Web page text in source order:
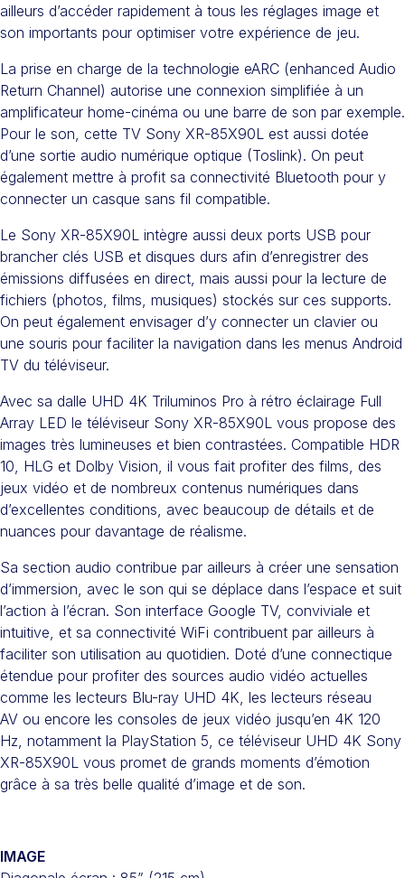
ailleurs d’accéder rapidement à tous les réglages image et
son importants pour optimiser votre expérience de jeu.
La prise en charge de la technologie eARC (enhanced Audio
Return Channel) autorise une connexion simplifiée à un
amplificateur home-cinéma ou une barre de son par exemple.
Pour le son, cette TV Sony XR-85X90L est aussi dotée
d’une sortie audio numérique optique (Toslink). On peut
également mettre à profit sa connectivité Bluetooth pour y
connecter un casque sans fil compatible.
Le Sony XR-85X90L intègre aussi deux ports USB pour
brancher clés USB et disques durs afin d’enregistrer des
émissions diffusées en direct, mais aussi pour la lecture de
fichiers (photos, films, musiques) stockés sur ces supports.
On peut également envisager d’y connecter un clavier ou
une souris pour faciliter la navigation dans les menus Android
TV du téléviseur.
Avec sa dalle UHD 4K Triluminos Pro à rétro éclairage Full
Array LED le téléviseur Sony XR-85X90L vous propose des
images très lumineuses et bien contrastées. Compatible HDR
10, HLG et Dolby Vision, il vous fait profiter des films, des
jeux vidéo et de nombreux contenus numériques dans
d’excellentes conditions, avec beaucoup de détails et de
nuances pour davantage de réalisme.
Sa section audio contribue par ailleurs à créer une sensation
d’immersion, avec le son qui se déplace dans l’espace et suit
l’action à l’écran. Son interface Google TV, conviviale et
intuitive, et sa connectivité WiFi contribuent par ailleurs à
faciliter son utilisation au quotidien. Doté d’une connectique
étendue pour profiter des sources audio vidéo actuelles
comme les lecteurs Blu-ray UHD 4K, les lecteurs réseau
AV ou encore les consoles de jeux vidéo jusqu’en 4K 120
Hz, notamment la PlayStation 5, ce téléviseur UHD 4K Sony
XR-85X90L vous promet de grands moments d’émotion
grâce à sa très belle qualité d’image et de son.
IMAGE